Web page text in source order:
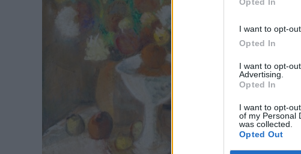
I want to opt-
Opted In
I want to opt-
Advertising.
Opted In
I want to opt-
of my Personal
was collected.
Opted Out